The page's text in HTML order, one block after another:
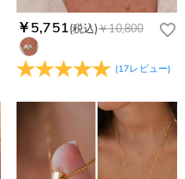
￥5,751(税込)￥10,800
(17レビュー)